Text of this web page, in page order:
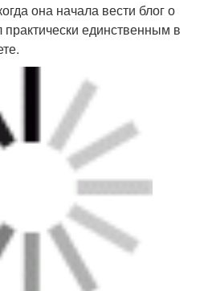
она начала вести блог о
единственным в